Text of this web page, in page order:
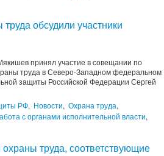
обсудили участники
принял участие в совещании по
труда в Северо-Западном федеральном
защиты Российской Федерации Сергей
РФ, Новости, Охрана труда,
с органами исполнительной власти,
труда, соответствующие